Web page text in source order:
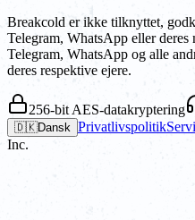
Breakcold er ikke tilknyttet,
Telegram, WhatsApp eller deres
Telegram, WhatsApp og alle
deres respektive ejere.
256-bit AES-datakryptering
🇩🇰Dansk Privatlivspolitik
Inc.